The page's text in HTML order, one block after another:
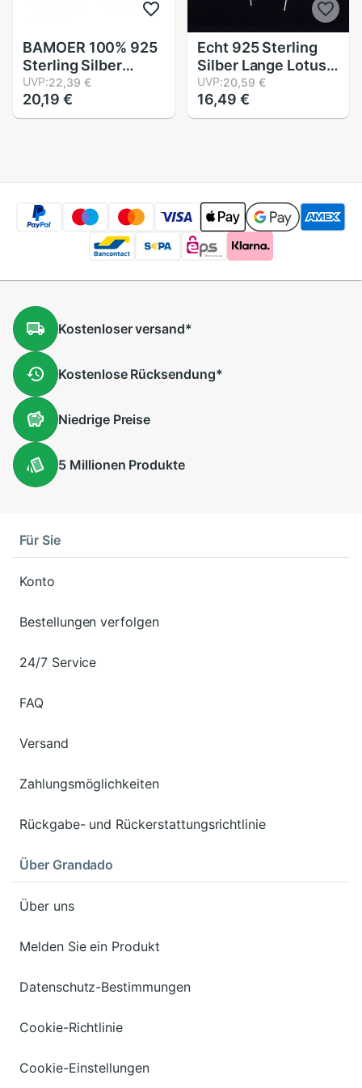
BAMOER 100% 925
Sterling Silber
Fantasie Seestern
Runde Kleine Zucht
Ohrringe für Frauen
UVP:22,39 €
20,19 €
Echt 925 Sterling
Silber Lange Lotus
Blume Ohrringe für
Frauen Girs
Sterling-silber-
UVP:20,59 €
16,49 €
Kostenloserversand*
KostenloseRücksendung*
NiedrigePreise
5 Millionen Produkte
Für Sie
Konto
Bestellungen verfolgen
24/7 Service
FAQ
Versand
Zahlungsmöglichkeiten
Rückgabe- und Rückerstattungsrichtlinie
Über Grandado
Über uns
Melden Sie ein Produkt
Datenschutz-Bestimmungen
Cookie-Richtlinie
Cookie-Einstellungen